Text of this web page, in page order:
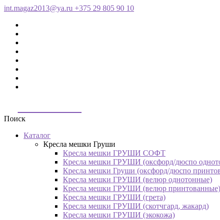
int.magaz2013@ya.ru +375 29 805 90 10
Поиск
Каталог
Кресла мешки Груши
Кресла мешки ГРУШИ СОФТ
Кресла мешки ГРУШИ (оксфорд/дюспо
Кресла мешки Груши (оксфорд/дюспо
Кресла мешки ГРУШИ (велюр однотонные)
Кресла мешки ГРУШИ (велюр принтованные)
Кресла мешки ГРУШИ (грета)
Кресла мешки ГРУШИ (скотчгард, жакард)
Кресла мешки ГРУШИ (экокожа)